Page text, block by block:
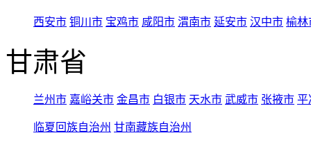
西安市 铜川市 宝鸡市 咸阳市 渭南市 延安市 汉中市 榆林
甘肃省
兰州市 嘉峪关市 金昌市 白银市 天水市 武威市 张掖市 平
临夏回族自治州 甘南藏族自治州